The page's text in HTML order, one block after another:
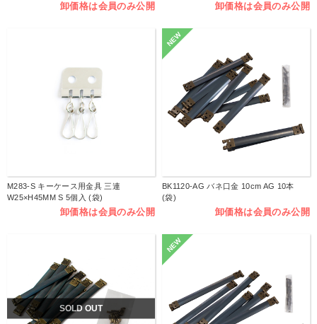
卸価格は会員のみ公開 卸価格は会員のみ公開
M283-S キーケース用金具 三連
W25×H45MM S 5個入 (袋)
卸価格は会員のみ公開
NEW
BK1120-AG バネ口金 10cm AG 10本
(袋)
卸価格は会員のみ公開
SOLD OUT
NEW